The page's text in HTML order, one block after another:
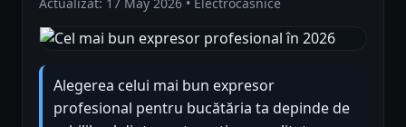
Alegerea celui mai bun expresor
profesional pentru bucătăria ta depinde de